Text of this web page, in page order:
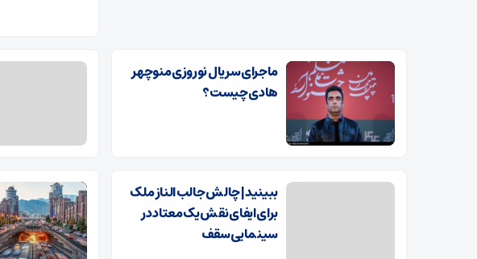
ماجرای سریال نوروزی منوچهر
هادی چیست؟
ببینید | چالش جالب الناز ملک
برای ایفای نقش یک معتاد در
سینمایی سقف